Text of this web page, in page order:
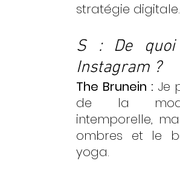
stratégie digitale.
S : De quoi
Instagram ?
The Brunein : Je
de la
intemporelle,
ombres et le
yoga.